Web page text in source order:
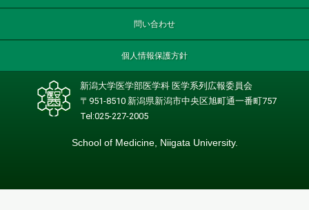
問い合わせ
個人情報保護方針
新潟大学医学部医学科 医学系列広報委員会
〒951-8510 新潟県新潟市中央区旭町通一番町757
Tel:025-227-2005
School of Medicine, Niigata University.